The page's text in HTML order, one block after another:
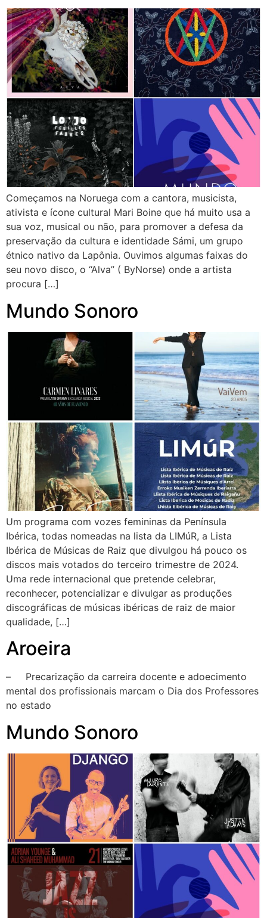
Começamos na Noruega com a cantora, musicista,
ativista e ícone cultural Mari Boine que há muito usa a
sua voz, musical ou não, para promover a defesa da
preservação da cultura e identidade Sámi, um grupo
étnico nativo da Lapônia. Ouvimos algumas faixas do
seu novo disco, o “Alva” ( ByNorse) onde a artista
procura […]
Mundo Sonoro
Um programa com vozes femininas da Península
Ibérica, todas nomeadas na lista da LIMúR, a Lista
Ibérica de Músicas de Raiz que divulgou há pouco os
discos mais votados do terceiro trimestre de 2024.
Uma rede internacional que pretende celebrar,
reconhecer, potencializar e divulgar as produções
discográficas de músicas ibéricas de raiz de maior
qualidade, […]
Aroeira
– Precarização da carreira docente e adoecimento
mental dos profissionais marcam o Dia dos Professores
no estado
Mundo Sonoro